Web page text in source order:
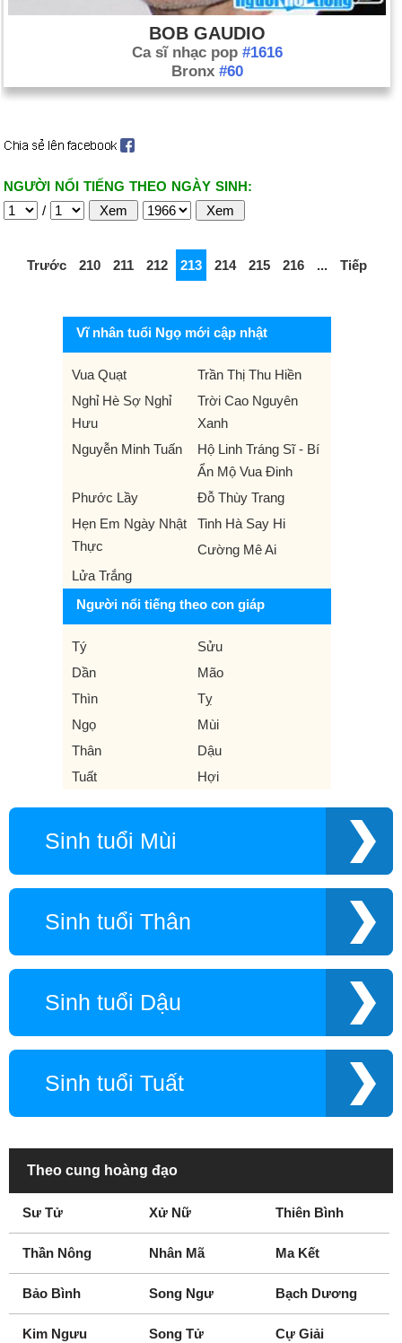
BOB GAUDIO
Ca sĩ nhạc pop #1616
Bronx #60
NGƯỜI NỔI TIẾNG THEO NGÀY SINH:
/
Trước 210 211 212 213 214 215 216 ... Tiếp
Vĩ nhân tuổi Ngọ mới cập nhật
Vua Quạt
Trần Thị Thu Hiền
Nghỉ Hè Sợ Nghỉ
Hưu
Trời Cao Nguyên
Xanh
Nguyễn Minh Tuấn
Hộ Linh Tráng Sĩ - Bí
Ẩn Mộ Vua Đinh
Phước Lầy
Đỗ Thùy Trang
Hẹn Em Ngày Nhật
Thực
Tinh Hà Say Hi
Cường Mê Ai
Lửa Trắng
Người nổi tiếng theo con giáp
Tý
Sửu
Dần
Mão
Thìn
Tỵ
Ngọ
Mùi
Thân
Dậu
Tuất
Hợi
Sinh tuổi Mùi
Sinh tuổi Thân
Sinh tuổi Dậu
Sinh tuổi Tuất
Theo cung hoàng đạo
Sư Tử Xử Nữ Thiên Bình
Thần Nông Nhân Mã Ma Kết
Bảo Bình Song Ngư Bạch Dương
Kim Ngưu Song Tử Cự Giải